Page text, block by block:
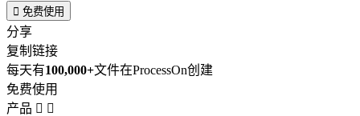
 免费使用
分享
复制链接
每天有100,000+文件在ProcessOn创建
免费使用
产品  